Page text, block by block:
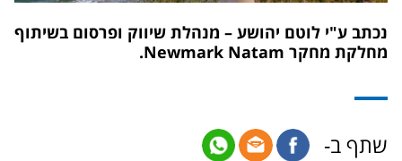
נכתב ע"י לוטם יהושע – מנהלת שיווק ופרסום בשיתוף
מחלקת מחקר Newmark Natam.
שתף ב-